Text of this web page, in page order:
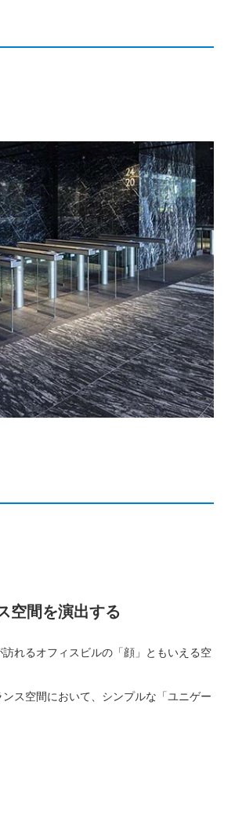
空間を演出する
れるオフィスビルの「顔」ともいえる空
ス空間において、シンプルな「ユニゲー